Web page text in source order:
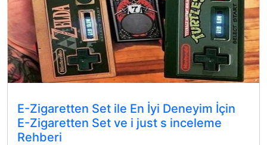
E-Zigaretten Set ile En İyi Deneyim İçin
E-Zigaretten Set ve i just s inceleme
Rehberi